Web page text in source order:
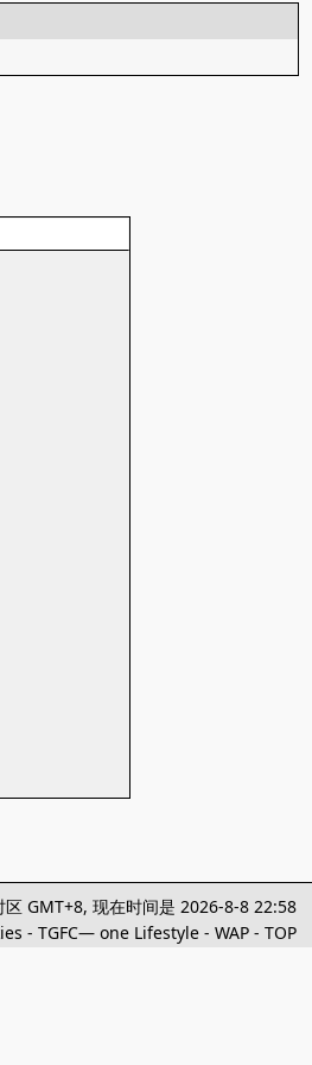
区 GMT+8, 现在时间是 2026-8-8 22:58
- TGFC— one Lifestyle- WAP- TOP